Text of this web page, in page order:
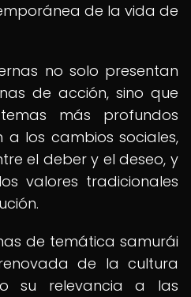
de la vida de
no solo presentan
de acción, sino que
más profundos
los cambios sociales,
el deber y el deseo, y
valores tradicionales
de temática samurái
de la cultura
su relevancia a las